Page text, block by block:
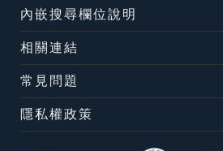
內嵌搜尋欄位說明
相關連結
常見問題
隱私權政策